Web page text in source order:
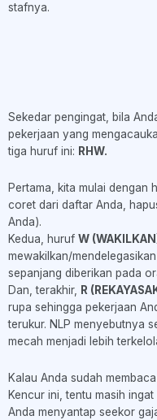
stafnya.
Sekedar pengingat, bila
pekerjaan yang
tiga huruf ini: RHW.
Pertama, kita mulai dengan
coret dari daftar Anda,
Anda).
Kedua, huruf W
mewakilkan/
sepanjang diberikan pada
Dan, terakhir,
R
rupa sehingga pekerjaan
terukur. NLP menyebutnya
mecah menjadi lebih
Kalau Anda sudah
Kencur ini, tentu masih
Anda menyantap seekor